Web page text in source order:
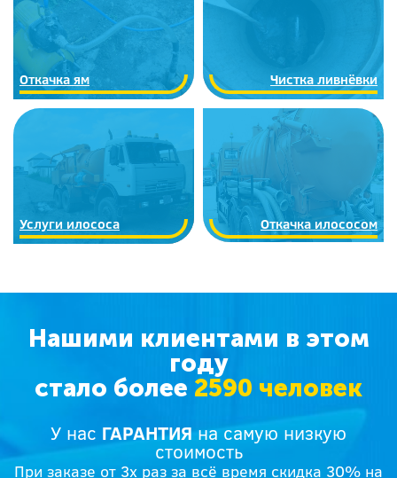
Откачка ям Чистка ливнёвки
Услуги илососа Откачка илососом
Нашими клиентами в этом
году
стало более 2590 человек
У нас ГАРАНТИЯна самую низкую
стоимость
При заказе от 3х раз за всё время скидка 30% на